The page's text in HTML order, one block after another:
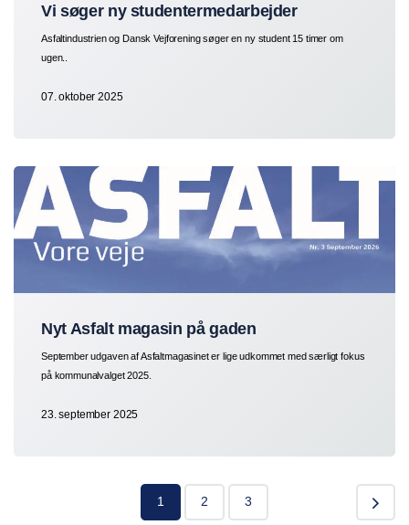
Vi søger ny studentermedarbejder
Asfaltindustrien og Dansk Vejforening søger en ny student 15 timer om
ugen..
07. oktober 2025
Nyt Asfalt magasin på gaden
September udgaven af Asfaltmagasinet er lige udkommet med særligt fokus
på kommunalvalget 2025.
23. september 2025
1 2 3